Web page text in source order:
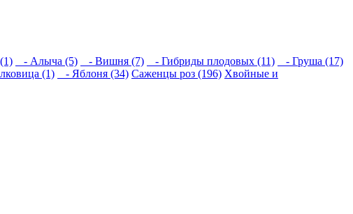
- Алыча (5) - Вишня (7) - Гибриды плодовых (11)
- Груша (17)
(1) - Яблоня (34) Саженцы роз (196) Хвойные и